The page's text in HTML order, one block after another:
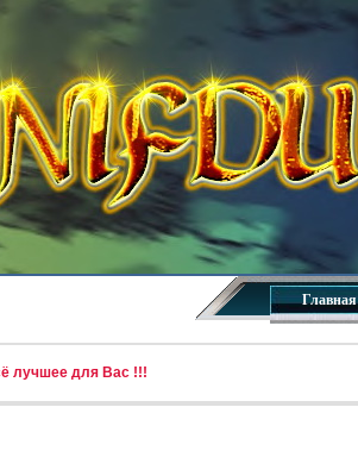
Главная
лучшее для Вас !!!